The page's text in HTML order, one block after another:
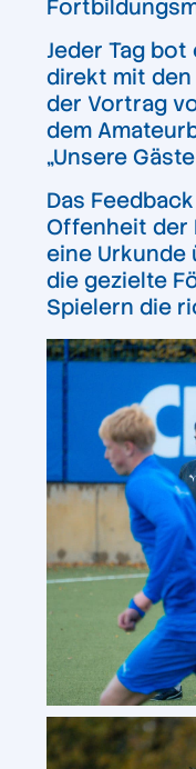
Jeder Tag
direkt mit
der Vortrag
dem
„Unsere
Das
Offenheit der
eine
die gezielte
Spielern die